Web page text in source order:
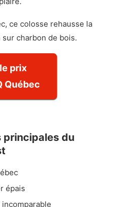
ce colosse rehausse la
charbon de bois.
prix
Québec
principales du
épais